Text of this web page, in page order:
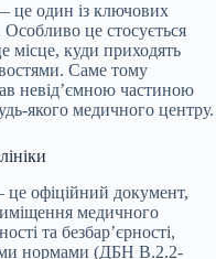
це один із ключових
Особливо це стосується
місце, куди приходять
Саме тому
невід’ємною частиною
якого медичного центру.
це офіційний документ,
медичного
та безбар’єрності,
нормами (ДБН В.2.2-